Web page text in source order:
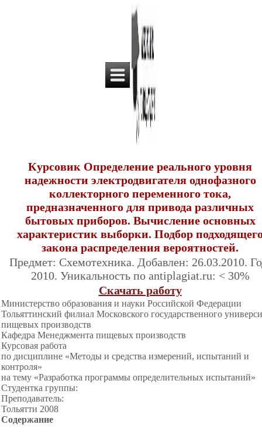
Курсовик Определение реального уровня
надежности электродвигателя однофазного
коллекторного переменного тока,
предназначенного для привода различных
бытовых приборов. Вычисление основных
характеристик выборки. Подбор
закона распределения вероятностей.
Предмет: Схемотехника. Добавлен: 26.03.2010.
2010. Уникальность по antiplagiat.ru: < 30%
Скачать работу
Министерство образования и науки Российской Федерации
Тольяттинский филиал Московского государственного
пищевых производств
Кафедра Менеджмента пищевых производств
Курсовая работа
по дисциплине «Методы и средства измерений, испытаний и
контроля»
на тему «Разработка программы определительных испытаний»
Студентка группы:
Преподаватель:
Тольятти 2008
Содержание